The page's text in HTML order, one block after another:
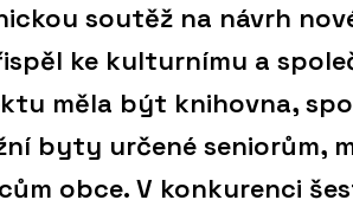
soutěž na návrh
ke kulturnímu a
měla být knihovna,
byty určené seniorům,
obce. V konkurenci